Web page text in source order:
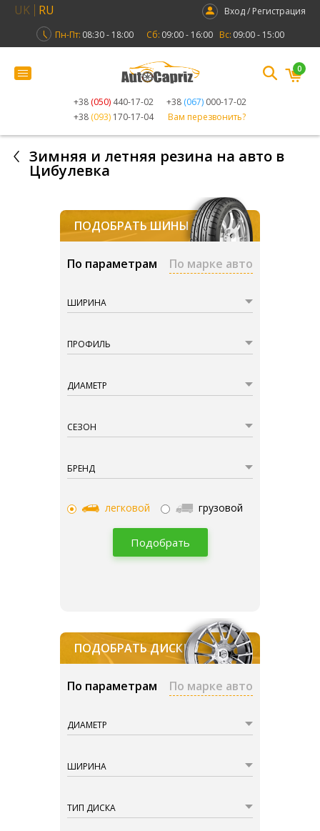
UK RU
Вход / Регистрация
Пн-Пт: 08:30 - 18:00 Сб: 09:00 - 16:00 Вс: 09:00 - 15:00
+38 (050) 440-17-02 +38 (067) 000-17-02
+38 (093) 170-17-04 Вам перезвонить?
0
Зимняя и летняя резина на авто в
Цибулевка
ПОДОБРАТЬ ШИНЫ
По параметрам По марке авто
ШИРИНА
ПРОФИЛЬ
ДИАМЕТР
СЕЗОН
БРЕНД
легковой грузовой
Подобрать
ПОДОБРАТЬ ДИСКИ
По параметрам По марке авто
ДИАМЕТР
ШИРИНА
ТИП ДИСКА